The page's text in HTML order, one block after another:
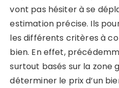
vont pas hésiter à se
estimation précise. Ils
les différents critères à
bien. En effet,
surtout basés sur la zone
déterminer le prix d’un